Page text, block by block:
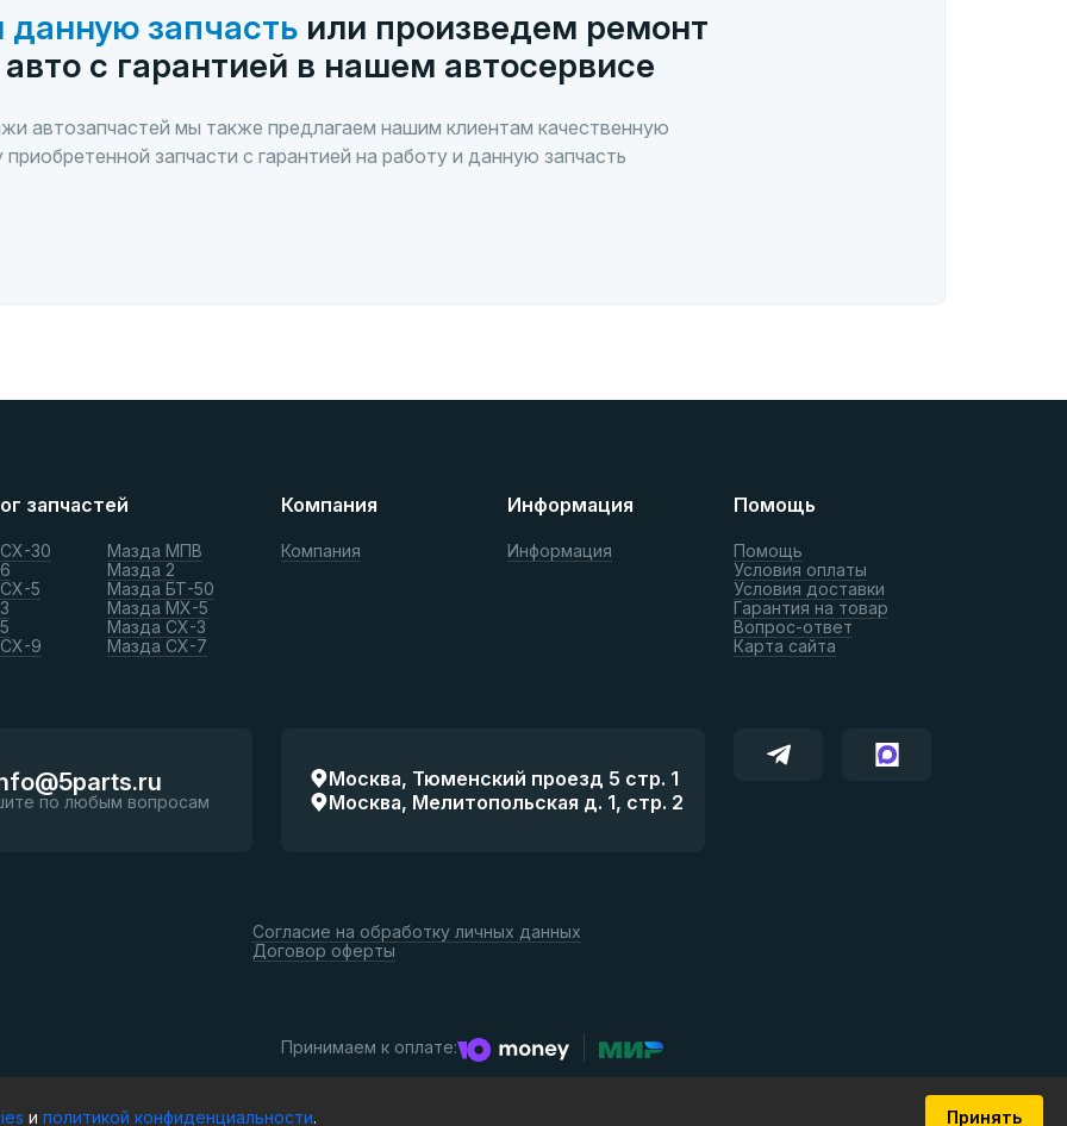
данную запчастьили произведем ремонт
с гарантией в нашем автосервисе
автозапчастей мы также предлагаем нашим клиентам качественную
приобретенной запчасти с гарантией на работу и данную запчасть
запчастей
30
5
9
Мазда МПВ
Мазда 2
Мазда БТ-50
Мазда МХ-5
Мазда СХ-3
Мазда СХ-7
Компания
Компания
Информация
Информация
Помощь
Помощь
Условия оплаты
Условия доставки
Гарантия на товар
Вопрос-ответ
Карта сайта
по любым вопросам
Москва, Тюменский проезд 5 стр. 1
Москва, Мелитопольская д. 1, стр. 2
Согласие на обработку личных данных
Договор оферты
Принимаем к оплате:
и политикой конфиденциальности. Принять